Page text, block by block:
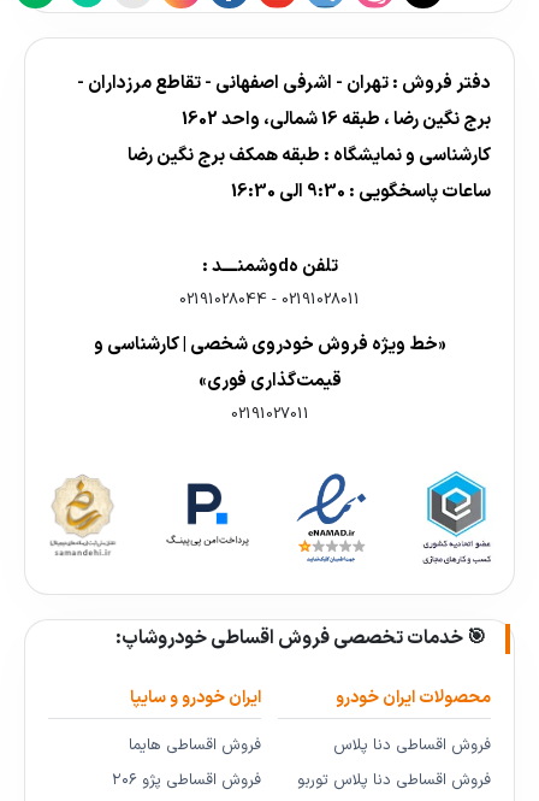
دفتر فروش : تهران - اشرفی اصفهانی - تقاطع مرزداران -
برج نگین رضا ، طبقه 16 شمالی، واحد 1602
کارشناسی و نمایشگاه : طبقه همکف برج نگین رضا
ساعات پاسخگویی : 9:30 الی 16:30
تلفن هdوشمنــــد :
02191028011
-
02191028044
«خط ویژه فروش خودروی شخصی | کارشناسی و
قیمت‌گذاری فوری»
02191027011
🎯 خدمات تخصصی فروش اقساطی خودروشاپ:
محصولات ایران خودرو
فروش اقساطی دنا پلاس
فروش اقساطی دنا پلاس توربو
ایران خودرو و سایپا
فروش اقساطی هایما
فروش اقساطی پژو ۲۰۶